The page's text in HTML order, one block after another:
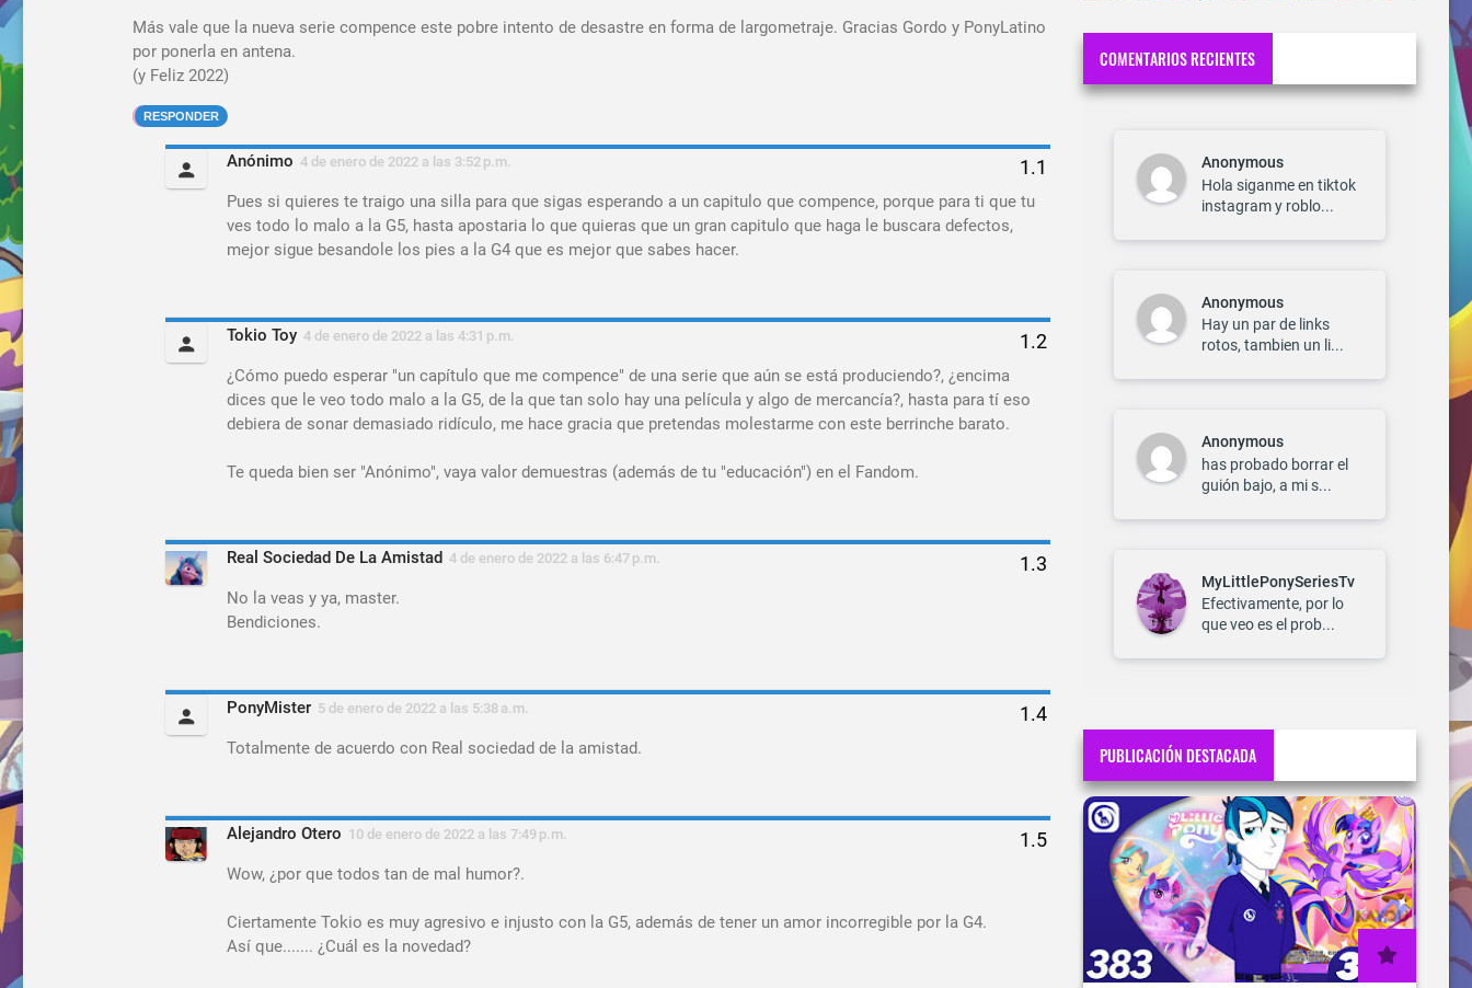
Más vale que la nueva serie compence este pobre intento de desastre en forma de largometraje. Gracias Gordo y PonyLatino
por ponerla en antena.
(y Feliz 2022)
RESPONDER
Anónimo 4 de enero de 2022 a las 3:52 p.m.
Pues si quieres te traigo una silla para que sigas esperando a un capitulo que compence, porque para ti que tu
ves todo lo malo a la G5, hasta apostaria lo que quieras que un gran capitulo que haga le buscara defectos,
mejor sigue besandole los pies a la G4 que es mejor que sabes hacer.
Tokio Toy 4 de enero de 2022 a las 4:31 p.m.
¿Cómo puedo esperar "un capítulo que me compence" de una serie que aún se está produciendo?, ¿encima
dices que le veo todo malo a la G5, de la que tan solo hay una película y algo de mercancía?, hasta para tí eso
debiera de sonar demasiado ridículo, me hace gracia que pretendas molestarme con este berrinche barato.
Te queda bien ser "Anónimo", vaya valor demuestras (además de tu "educación") en el Fandom.
Real Sociedad De La Amistad 4 de enero de 2022 a las 6:47 p.m.
No la veas y ya, master.
Bendiciones.
PonyMister 5 de enero de 2022 a las 5:38 a.m.
Totalmente de acuerdo con Real sociedad de la amistad.
Alejandro Otero 10 de enero de 2022 a las 7:49 p.m.
Wow, ¿por que todos tan de mal humor?.
Ciertamente Tokio es muy agresivo e injusto con la G5, además de tener un amor incorregible por la G4.
Así que....... ¿Cuál es la novedad?
COMENTARIOS RECIENTES
Anonymous
Hola siganme en tiktok
instagram y roblo...
Anonymous
Hay un par de links
rotos, tambien un li...
Anonymous
has probado borrar el
guión bajo, a mi s...
MyLittlePonySeriesTv
Efectivamente, por lo
que veo es el prob...
PUBLICACIÓN DESTACADA